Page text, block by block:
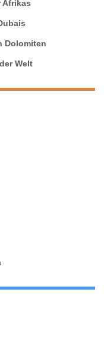
Afrikas
Dolomiten
Welt